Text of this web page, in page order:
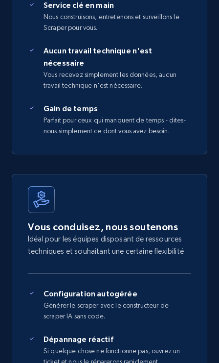
Service clé en main
Nous construisons, entretenons et surveillons le
Scraper pour vous.
Aucun travail technique n'est
nécessaire
Vous recevez simplement les données, aucun
travail technique n'est nécessaire.
Gain de temps
Parfait pour ceux qui manquent de temps - dites-
nous simplement ce dont vous avez besoin.
Vous conduisez, nous soutenons
Idéal pour les équipes disposant de ressources
techniques et souhaitant une certaine flexibilité
Configuration autogérée
Générer le scraper avec le constructeur de
scraper IA sans code.
Dépannage réactif
Si quelque chose ne fonctionne pas, ouvrez un